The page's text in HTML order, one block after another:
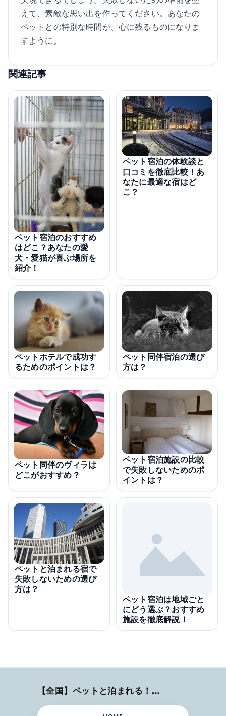
えて、素敵な思い出を作ってください。あなたの
ペットとの特別な時間が、心に残るものになりま
すように。
関連記事
ペット宿泊のおすすめ
はどこ？あなたの愛
犬・愛猫が喜ぶ場所を
紹介！
ペット宿泊の体験談と
口コミを徹底比較！あ
なたに最適な宿はど
こ？
ペットホテルで成功す
るためのポイントは？
ペット同伴宿泊の選び
方は？
ペット同伴のヴィラは
どこがおすすめ？
ペット宿泊施設の比較
で失敗しないためのポ
イントは？
ペットと泊まれる宿で
失敗しないための選び
方は？
ペット宿泊は地域ごと
にどう選ぶ？おすすめ
施設を徹底解説！
【全国】ペットと泊まれる！ホテル・旅館・ヴィラ